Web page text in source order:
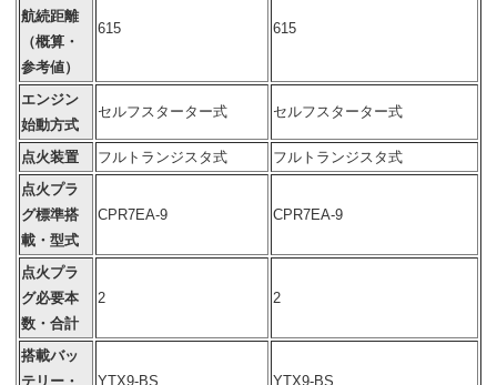
航続距離
（概算・
参考値）
615 615
エンジン
始動方式
セルフスターター式 セルフスターター式
点火装置 フルトランジスタ式
フルトランジスタ式
点火プラ
グ標準搭
載・型式
CPR7EA-9 CPR7EA-9
点火プラ
グ必要本
数・合計
2 2
搭載バッ
テリー・
YTX9-BS YTX9-BS